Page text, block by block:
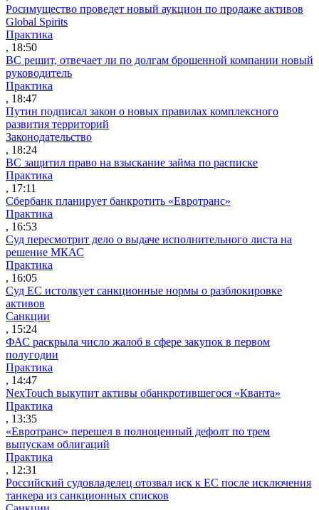
Росимущество проведет новый аукцион по продаже активов
Global Spirits
Практика
, 18:50
ВС решит, отвечает ли по долгам брошенной компании новый
руководитель
Практика
, 18:47
Путин подписал закон о новых правилах комплексного
развития территорий
Законодательство
, 18:24
ВС защитил право на взыскание займа по расписке
Практика
, 17:11
Сбербанк планирует банкротить «Евротранс»
Практика
, 16:53
Суд пересмотрит дело о выдаче исполнительного листа на
решение МКАС
Практика
, 16:05
Суд ЕС истолкует санкционные нормы о разблокировке
активов
Санкции
, 15:24
ФАС раскрыла число жалоб в сфере закупок в первом
полугодии
Практика
, 14:47
NexTouch выкупит активы обанкротившегося «Кванта»
Практика
, 13:35
«Евротранс» перешел в полноценный дефолт по трем
выпускам облигаций
Практика
, 12:31
Российский судовладелец отозвал иск к ЕС после исключения
танкера из санкционных списков